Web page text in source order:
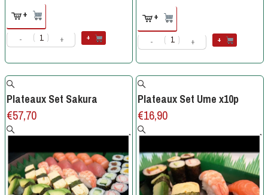
+
- + +
+
- + +
Plateaux Set Sakura
€57,70
Plateaux Set Ume x10p
€16,90